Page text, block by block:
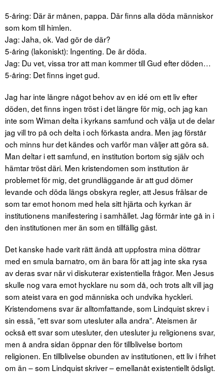
5-åring: Där är månen, pappa. Där finns alla döda människor
som kom till himlen.
Jag: Jaha, ok. Vad gör de där?
5-åring (lakoniskt): Ingenting. De är döda.
Jag: Du vet, vissa tror att man kommer till Gud efter döden…
5-åring: Det finns inget gud.
Jag har inte längre något behov av en idé om ett liv efter
döden, det finns ingen tröst i det längre för mig, och jag kan
inte som Wiman delta i kyrkans samfund och välja ut de delar
jag vill tro på och delta i och förkasta andra. Men jag förstår
och minns hur det kändes och varför man väljer att göra så.
Man deltar i ett samfund, en institution bortom sig själv och
hämtar tröst däri. Men kristendomen som institution är
problemet för mig, det grundläggande är att gud dömer
levande och döda längs obskyra regler, att Jesus frälsar de
som tar emot honom med hela sitt hjärta och kyrkan är
institutionens manifestering i samhället. Jag förmår inte gå in i
den institutionen mer än som en tillfällig gäst.
Det kanske hade varit rätt ändå att uppfostra mina döttrar
med en smula barnatro, om än bara för att jag inte ska rysa
av deras svar när vi diskuterar existentiella frågor. Men Jesus
skulle nog vara emot hycklare nu som då, och trots allt vill jag
som ateist vara en god människa och undvika hyckleri.
Kristendomens svar är alltomfattande, som Lindquist skrev i
sin essä, ”ett svar som utesluter alla andra”. Ateismen är
också ett svar som utesluter, den utesluter ju religionens svar,
men å andra sidan öppnar den för tillblivelse bortom
religionen. En tillblivelse obunden av institutionen, ett liv i frihet
om än – som Lindquist skriver – emellanåt existentiellt ödsligt.